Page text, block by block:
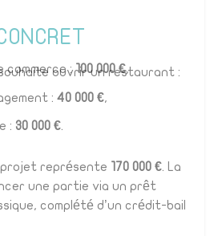
ouvrir un restaurant :
commerce :100 000 €,
:40 000 €,
: 30 000 €
projet représente 170 000 € . La
une partie via un prêt
complété d’un crédit-bail